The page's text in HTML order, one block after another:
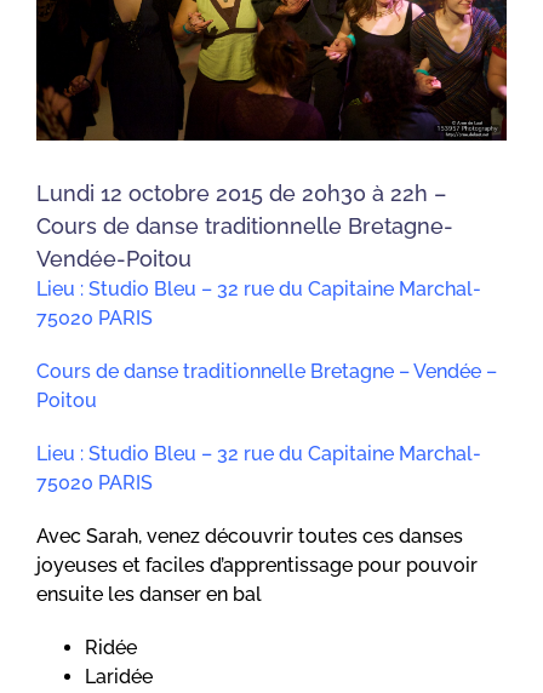
Lundi 12 octobre 2015 de 20h30 à 22h –
Cours de danse traditionnelle Bretagne-
Vendée-Poitou
Lieu : Studio Bleu – 32 rue du Capitaine Marchal-
75020 PARIS
Cours de danse traditionnelle Bretagne – Vendée –
Poitou
Lieu : Studio Bleu – 32 rue du Capitaine Marchal-
75020 PARIS
Avec Sarah, venez découvrir toutes ces danses
joyeuses et faciles d’apprentissage pour pouvoir
ensuite les danser en bal
Ridée
Laridée